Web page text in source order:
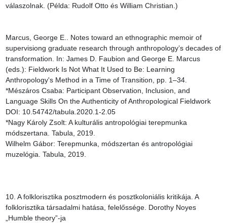
válaszolnak. (Példa: Rudolf Otto és William Christian.)
Marcus, George E.. Notes toward an ethnographic memoir of
supervisiong graduate research through anthropology’s decades of
transformation. In: James D. Faubion and George E. Marcus
(eds.): Fieldwork Is Not What It Used to Be: Learning
Anthropology's Method in a Time of Transition, pp. 1–34.
*Mészáros Csaba: Participant Observation, Inclusion, and
Language Skills On the Authenticity of Anthropological Fieldwork
DOI: 10.54742/tabula.2020.1-2.05
*Nagy Károly Zsolt: A kulturális antropológiai terepmunka
módszertana. Tabula, 2019.
Wilhelm Gábor: Terepmunka, módszertan és antropológiai
muzelógia. Tabula, 2019.
10. A folklorisztika posztmodern és posztkoloniális kritikája. A
folklorisztika társadalmi hatása, felelőssége. Dorothy Noyes
„Humble theory”-ja